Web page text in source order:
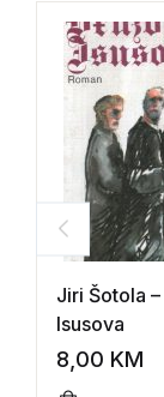
Jiri Šotola
Isusova
8,00 KM